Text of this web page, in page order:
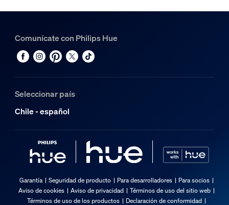
Comunícate con Philips Hue
Seleccionar país
Chile - español
Garantía Seguridad de producto Para desarrolladores
Para socios
Aviso de cookies
Aviso de privacidad
Términos de uso del sitio web
Términos de uso de los productos
Declaración de conformidad